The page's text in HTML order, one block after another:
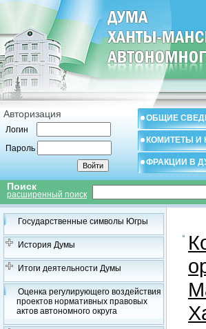
Авторизация
Логин
Пароль
ОБЩИЕ
КОМИТЕТЫ И
ФРАКЦИИ В
Поиск
расширенный поиск
Государственные символы Югры
История Думы
Итоги деятельности Думы
Оценка регулирующего воздействия
проектов нормативных правовых
актов автономного округа